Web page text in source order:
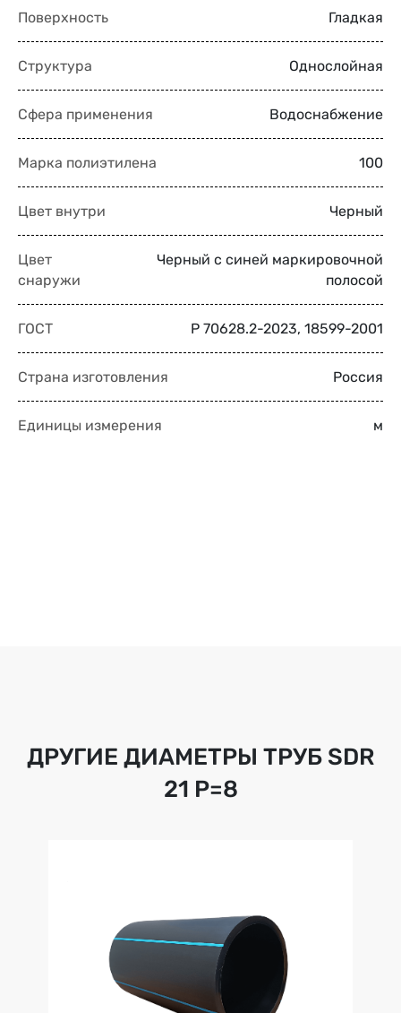
Поверхность Гладкая
Структура Однослойная
Сфера применения Водоснабжение
Марка полиэтилена 100
Цвет внутри Черный
Цвет
снаружи
Черный с синей маркировочной
полосой
ГОСТ Р 70628.2-2023, 18599-2001
Страна изготовления Россия
Единицы измерения м
ДРУГИЕ ДИАМЕТРЫ ТРУБ SDR
21 Р=8